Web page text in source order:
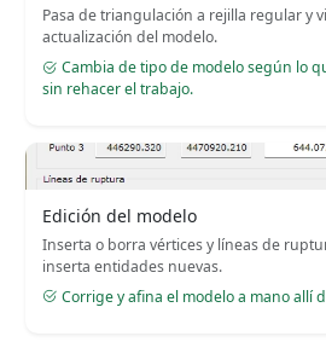
Pasa de triangulación a rejilla regular y
actualización del modelo.
Cambia de tipo de modelo según lo
sin rehacer el trabajo.
Edición del modelo
Inserta o borra vértices y líneas de
inserta entidades nuevas.
Corrige y afina el modelo a mano allí